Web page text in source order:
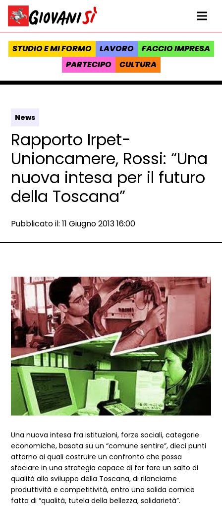
Vai al contenuto
Homepage Giovanisì - Progetto della Regione Toscana
STUDIO E MI FORMO LAVORO
FACCIO IMPRESA
PARTECIPO
CULTURA
News
Rapporto Irpet-
Unioncamere, Rossi: “Una
nuova intesa per il futuro
della Toscana”
Data e ora:
Pubblicato il: 11 Giugno 2013 16:00
Dettagli articolo
Una nuova intesa fra istituzioni, forze sociali, categorie
economiche, basata su un “comune sentire”, dieci punti
attorno ai quali costruire un confronto che possa
sfociare in una strategia capace di far fare un salto di
qualità allo sviluppo della Toscana, di rilanciarne
produttività e competitività, entro una solida cornice
fatta di “qualità, tutela della bellezza, solidarietà”.